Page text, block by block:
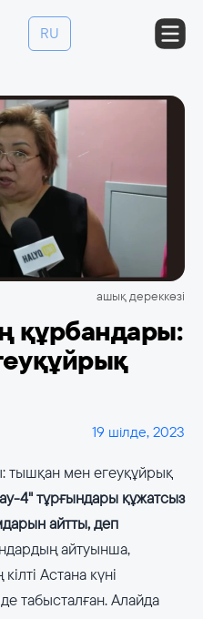
RU
ашық дереккөзі
құрбандары:
19 шілде, 2023
тышқан мен егеуқұйрық
4" тұрғындары құжатсыз
айтты, деп
айтуынша,
Астана күні
табысталған. Алайда